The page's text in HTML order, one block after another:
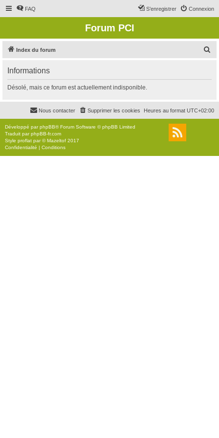
FAQ Connexion
S’enregistrer
Forum PCI
Index du forum
r
c
r
Informations
Désolé, mais ce forum est actuellement indisponible.
Heures au format UTC+02:00
Supprimer les cookies
Nous contacter
Développé parphpBB® Forum Software © phpBB Limited
Traduit parphpBB-fr.com
Style proflat par ©Mazeltof 2017
Confidentialité | Conditions